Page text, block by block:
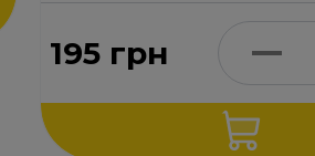
195грн